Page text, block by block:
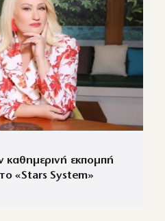
καθημερινή εκπομπή
«Stars System»